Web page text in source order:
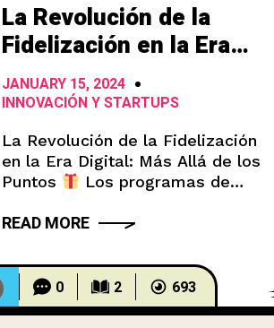
La Revolución de la
Fidelización en la Era
Digital: Más Allá de los
Puntos
JANUARY 15, 2024
INNOVACIÓN Y STARTUPS
La Revolución de la Fidelización
en la Era Digital: Más Allá de los
Puntos
Los programas de
sus tarjetas perforadas y puntos
pasado. Si bien aún funcionan
para muchas empresas,
enfrentan desafíos para
READ MORE
0 2 693